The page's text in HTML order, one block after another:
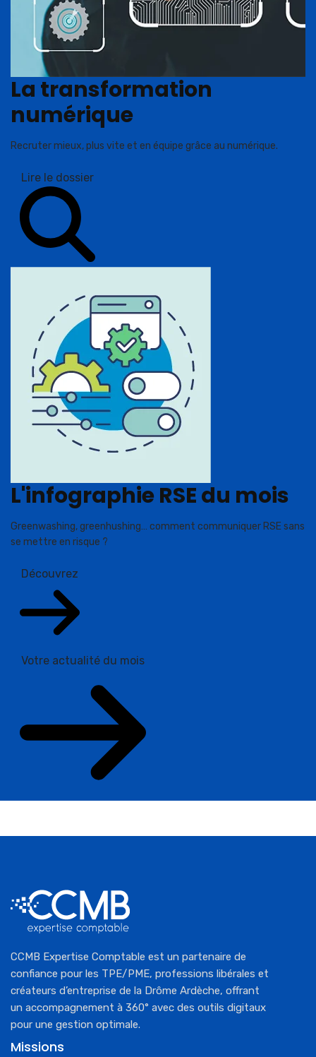
La transformation
numérique
Recruter mieux, plus vite et en équipe grâce au numérique.
Lire le dossier
L'infographie RSE du mois
Greenwashing, greenhushing… comment communiquer RSE sans
se mettre en risque ?
Découvrez
Votre actualité du mois
CCMB Expertise Comptable est un partenaire de
confiance pour les TPE/PME, professions libérales et
créateurs d’entreprise de la Drôme Ardèche, offrant
un accompagnement à 360° avec des outils digitaux
pour une gestion optimale.
Missions